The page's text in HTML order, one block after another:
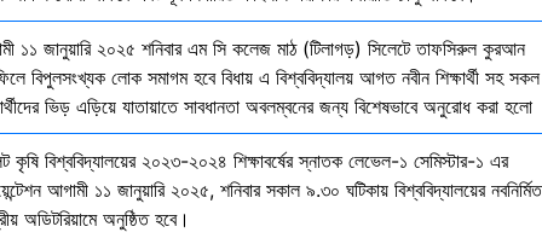
১১ জানুয়ারি ২০২৫ শনিবার এম সি কলেজ মাঠ (টিলাগড়) সিলেটে তাফসিরুল কুরআন
বিপুলসংখ্যক লোক সমাগম হবে বিধায় এ বিশ্ববিদ্যালয় আগত নবীন শিক্ষার্থী সহ সকল
ভিড় এড়িয়ে যাতায়াতে সাবধানতা অবলম্বনের জন্য বিশেষভাবে অনুরোধ করা হলো
কৃষি বিশ্ববিদ্যালয়ের ২০২৩-২০২৪ শিক্ষাবর্ষের স্নাতক লেভেল-১ সেমিস্টার-১ এর
আগামী ১১ জানুয়ারি ২০২৫, শনিবার সকাল ৯.৩০ ঘটিকায় বিশ্ববিদ্যালয়ের নবনির্মিত
অডিটরিয়ামে অনুষ্ঠিত হবে।